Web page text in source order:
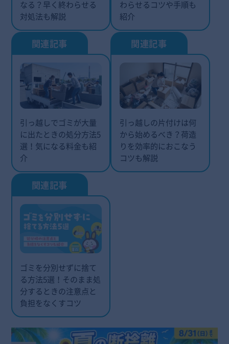
なる？早く終わらせる
対処法も解説
わらせるコツや手順も
紹介
引っ越しでゴミが大量
に出たときの処分方法5
選！気になる料金も紹
介
引っ越しの片付けは何
から始めるべき？荷造
りを効率的におこなう
コツも解説
ゴミを分別せずに捨て
る方法5選！そのまま処
分するときの注意点と
負担をなくすコツ